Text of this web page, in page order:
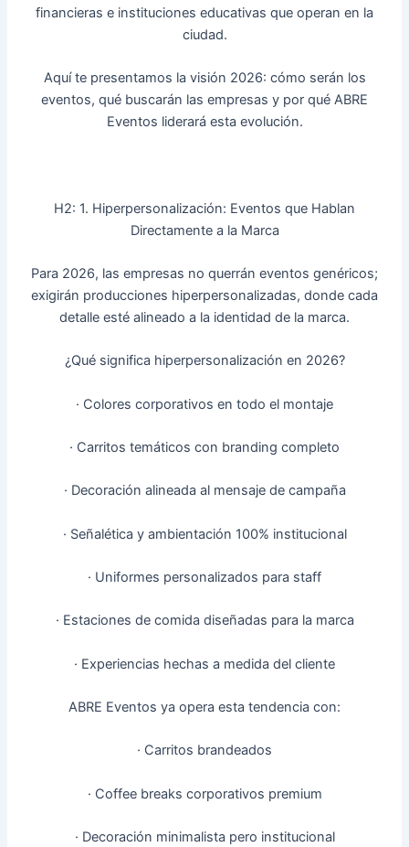
financieras e instituciones educativas que operan en la
ciudad.
Aquí te presentamos la visión 2026: cómo serán los
eventos, qué buscarán las empresas y por qué ABRE
Eventos liderará esta evolución.
H2: 1. Hiperpersonalización: Eventos que Hablan
Directamente a la Marca
Para 2026, las empresas no querrán eventos genéricos;
exigirán producciones hiperpersonalizadas, donde cada
detalle esté alineado a la identidad de la marca.
¿Qué significa hiperpersonalización en 2026?
· Colores corporativos en todo el montaje
· Carritos temáticos con branding completo
· Decoración alineada al mensaje de campaña
· Señalética y ambientación 100% institucional
· Uniformes personalizados para staff
· Estaciones de comida diseñadas para la marca
· Experiencias hechas a medida del cliente
ABRE Eventos ya opera esta tendencia con:
· Carritos brandeados
· Coffee breaks corporativos premium
· Decoración minimalista pero institucional